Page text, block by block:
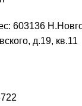
603136
д.19, кв.11